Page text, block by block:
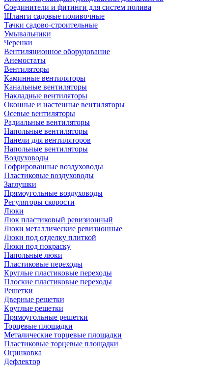
Соединители и фитинги для систем полива
Шланги садовые поливочные
Тачки садово-строительные
Умывальники
Черенки
Вентиляционное оборудование
Анемостаты
Вентиляторы
Каминные вентиляторы
Канальные вентиляторы
Накладные вентиляторы
Оконные и настенные вентиляторы
Осевые вентиляторы
Радиальные вентиляторы
Напольные вентиляторы
Панели для вентиляторов
Напольные вентиляторы
Воздуховоды
Гофрированные воздуховоды
Пластиковые воздуховоды
Заглушки
Прямоугольные воздуховоды
Регуляторы скорости
Люки
Люк пластиковый ревизионный
Люки металлические ревизионные
Люки под отделку плиткой
Люки под покраску
Напольные люки
Пластиковые переходы
Круглые пластиковые переходы
Плоские пластиковые переходы
Решетки
Дверные решетки
Круглые решетки
Прямоугольные решетки
Торцевые площадки
Металические торцевые площадки
Пластиковые торцевые площадки
Оцинковка
Дефлектор